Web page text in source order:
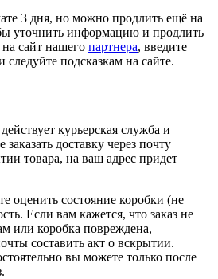
3 дня, но можно продлить ещё на
уточнить информацию и продлить
сайт нашего партнера, введите
следуйте подсказкам на сайте.
курьерская служба и
доставку через почту
товара, на ваш адрес придет
оценить состояние коробки (не
Если вам кажется, что заказ не
или коробка повреждена,
составить акт о вскрытии.
вы можете только после